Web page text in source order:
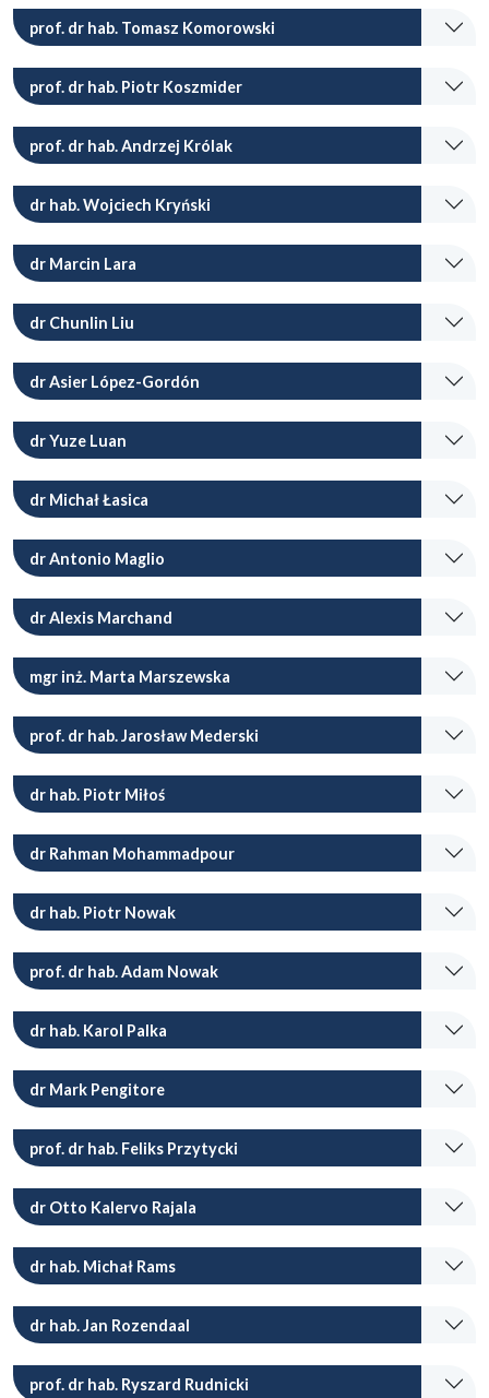
prof. dr hab. Tomasz Komorowski
prof. dr hab. Piotr Koszmider
prof. dr hab. Andrzej Królak
dr hab. Wojciech Kryński
dr Marcin Lara
dr Chunlin Liu
dr Asier López-Gordón
dr Yuze Luan
dr Michał Łasica
dr Antonio Maglio
dr Alexis Marchand
mgr inż. Marta Marszewska
prof. dr hab. Jarosław Mederski
dr hab. Piotr Miłoś
dr Rahman Mohammadpour
dr hab. Piotr Nowak
prof. dr hab. Adam Nowak
dr hab. Karol Palka
dr Mark Pengitore
prof. dr hab. Feliks Przytycki
dr Otto Kalervo Rajala
dr hab. Michał Rams
dr hab. Jan Rozendaal
prof. dr hab. Ryszard Rudnicki